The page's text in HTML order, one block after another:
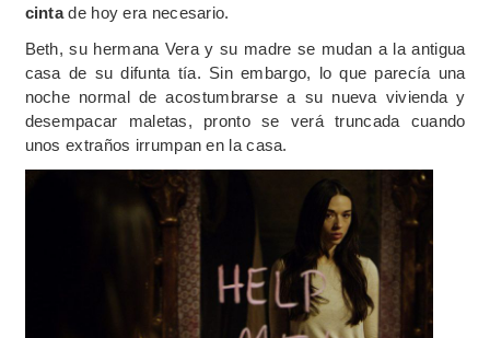
cintade hoy era necesario.
Beth, su hermana Vera y su madre se mudan a la antigua
casa de su difunta tía. Sin embargo, lo que parecía una
noche normal de acostumbrarse a su nueva vivienda y
desempacar maletas, pronto se verá truncada cuando
unos extraños irrumpan en la casa.